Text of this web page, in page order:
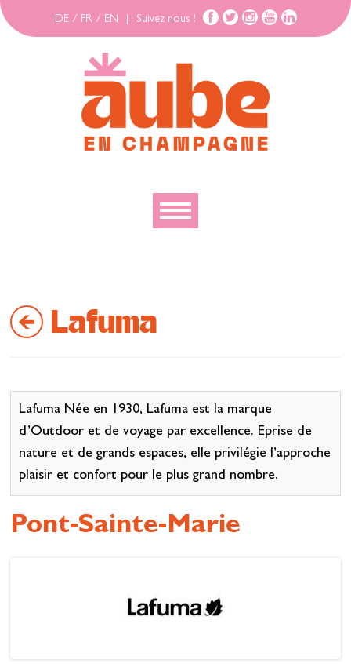
DE / FR / EN Suivez nous !
Bouger
S’inspirer
Lafuma
Lafuma Née en 1930, Lafuma est la marque
d’Outdoor et de voyage par excellence. Eprise de
nature et de grands espaces, elle privilégie l’approche
plaisir et confort pour le plus grand nombre.
Pont-Sainte-Marie